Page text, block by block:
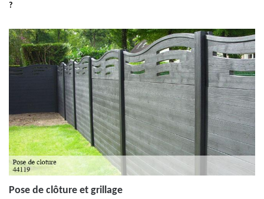
?
Pose de clôture et grillage